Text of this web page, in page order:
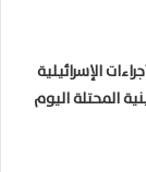
الإسرائيلية
المحتلة اليوم